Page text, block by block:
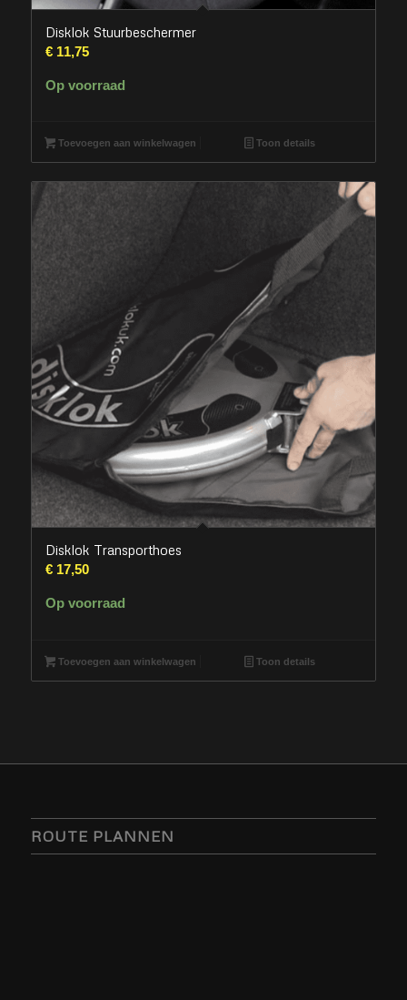
Disklok Stuurbeschermer
€11,75
Op voorraad
Toevoegen aan winkelwagen Toon details
Disklok Transporthoes
€17,50
Op voorraad
Toevoegen aan winkelwagen Toon details
ROUTE PLANNEN